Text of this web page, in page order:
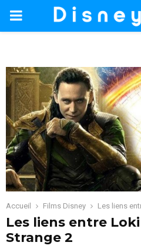
PRIMARY
Accueil Films Disney Les liens
Les liens entre
Strange 2